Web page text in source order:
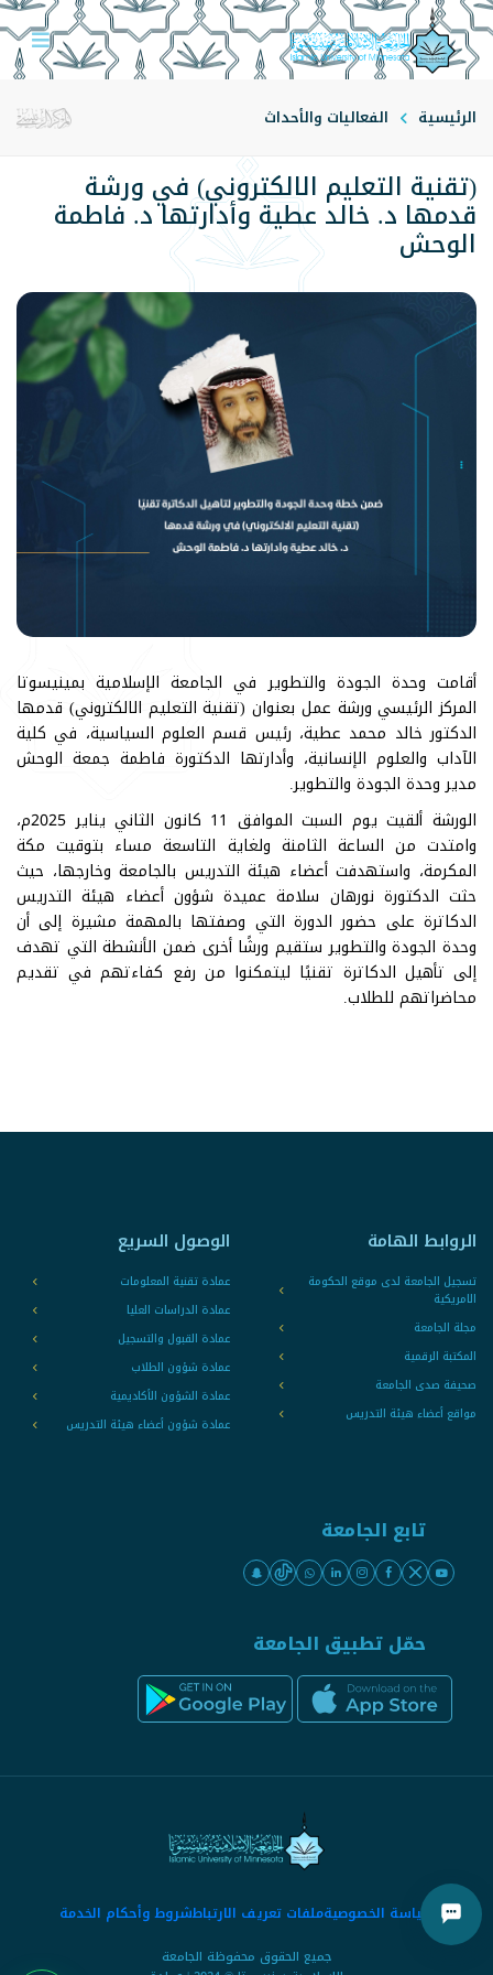
الرئيسية الفعاليات والأحداث
(تقنية التعليم الالكتروني) في ورشة
قدمها د. خالد عطية وأدارتها د. فاطمة
الوحش
أقامت وحدة الجودة والتطوير في الجامعة الإسلامية بمينيسوتا
المركز الرئيسي ورشة عمل بعنوان (تقنية التعليم الالكتروني) قدمها
الدكتور خالد محمد عطية، رئيس قسم العلوم السياسية، في كلية
الآداب والعلوم الإنسانية، وأدارتها الدكتورة فاطمة جمعة الوحش
مدير وحدة الجودة والتطوير.
الورشة ألقيت يوم السبت الموافق 11 كانون الثاني يناير 2025م،
وامتدت من الساعة الثامنة ولغاية التاسعة مساء بتوقيت مكة
المكرمة، واستهدفت أعضاء هيئة التدريس بالجامعة وخارجها، حيث
حثت الدكتورة نورهان سلامة عميدة شؤون أعضاء هيئة التدريس
الدكاترة على حضور الدورة التي وصفتها بالمهمة مشيرة إلى أن
وحدة الجودة والتطوير ستقيم ورشًا أخرى ضمن الأنشطة التي تهدف
إلى تأهيل الدكاترة تقنيًا ليتمكنوا من رفع كفاءتهم في تقديم
محاضراتهم للطلاب.
الروابط الهامة
تسجيل الجامعة لدى موقع الحكومة
الامريكية
مجلة الجامعة
المكتبة الرقمية
صحيفة صدى الجامعة
مواقع أعضاء هيئة التدريس
الوصول السريع
عمادة تقنية المعلومات
عمادة الدراسات العليا
عمادة القبول والتسجيل
عمادة شؤون الطلاب
عمادة الشؤون الأكاديمية
عمادة شؤون أعضاء هيئة التدريس
تابع الجامعة
حمّل تطبيق الجامعة
سياسة الخصوصيةملفات تعريف الارتباطشروط وأحكام الخدمة
جميع الحقوق محفوظة الجامعة